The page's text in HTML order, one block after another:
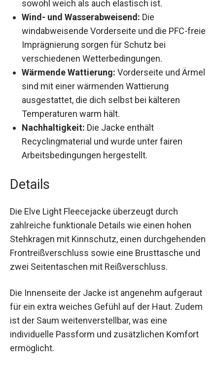
Polyester und 4% aus Elastan, wodurch sie
sowohl weich als auch elastisch ist.
Wind- und Wasserabweisend:Die
windabweisende Vorderseite und die PFC-
freie Imprägnierung sorgen für Schutz bei
verschiedenen Wetterbedingungen.
Wärmende Wattierung:Vorderseite und
Ärmel sind mit einer wärmenden Wattierung
ausgestattet, die dich selbst bei kälteren
Temperaturen warm hält.
Nachhaltigkeit:Die Jacke enthält
Recyclingmaterial und wurde unter fairen
Die Elve Light Fleecejacke überzeugt durch
zahlreiche funktionale Details wie einen hohen
Stehkragen mit Kinnschutz, einen
durchgehenden Frontreißverschluss sowie eine
Reißverschluss.
Die Innenseite der Jacke ist angenehm aufgeraut
für ein extra weiches Gefühl auf der Haut. Zudem
ist der Saum weitenverstellbar, was eine